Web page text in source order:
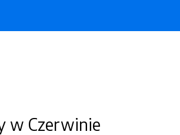
w Czerwinie